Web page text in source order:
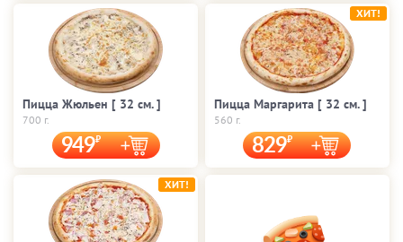
Пицца Жюльен [ 32 cм. ]
700 г.
949
Пицца Маргарита [ 32 cм. ]
560 г.
829
ХИТ!
ХИТ!